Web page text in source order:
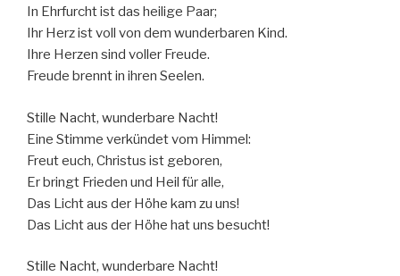
In Ehrfurcht ist das heilige Paar;
Ihr Herz ist voll von dem wunderbaren Kind.
Ihre Herzen sind voller Freude.
Freude brennt in ihren Seelen.
Stille Nacht, wunderbare Nacht!
Eine Stimme verkündet vom Himmel:
Freut euch, Christus ist geboren,
Er bringt Frieden und Heil für alle,
Das Licht aus der Höhe kam zu uns!
Das Licht aus der Höhe hat uns besucht!
Stille Nacht, wunderbare Nacht!